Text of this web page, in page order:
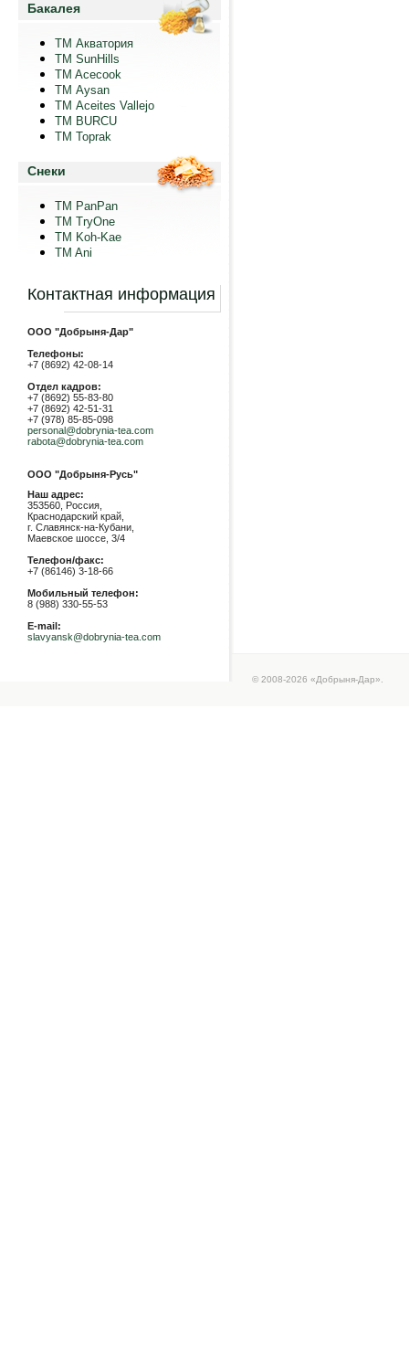
Бакалея
ТМ Акватория
ТМ SunHills
TM Acecook
ТМ Aysan
ТМ Aceites Vallejo
TM BURCU
TM Toprak
Снеки
TM PanPan
ТМ TryOne
ТМ Koh-Kae
TM Ani
Контактная информация
ООО "Добрыня-Дар"
Телефоны:
+7 (8692) 42-08-14
Отдел кадров:
+7 (8692) 55-83-80
+7 (8692) 42-51-31
+7 (978) 85-85-098
personal@dobrynia-tea.com
rabota@dobrynia-tea.com
ООО "Добрыня-Русь"
Наш адрес:
353560, Россия,
Краснодарский край,
г. Славянск-на-Кубани,
Маевское шоссе, 3/4
Телефон/факс:
+7 (86146) 3-18-66
Мобильный телефон:
8 (988) 330-55-53
E-mail:
slavyansk@dobrynia-tea.com
© 2008-2026 «Добрыня-Дар».